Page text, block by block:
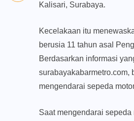
Kalisari, Surabaya.
Kecelakaan itu
berusia 11 tahun asal
Berdasarkan informasi
surabayakabarmetro.com,
mengendarai sepeda
Saat mengendarai sepeda